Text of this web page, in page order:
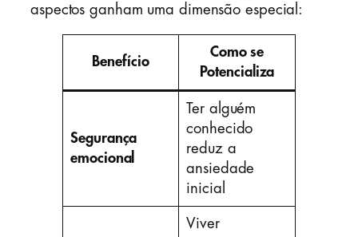
aspectos ganham uma dimensão especial:
Benefício
Como se
Potencializa
Segurança
emocional
Ter alguém
conhecido
reduz a
ansiedade
inicial
Viver